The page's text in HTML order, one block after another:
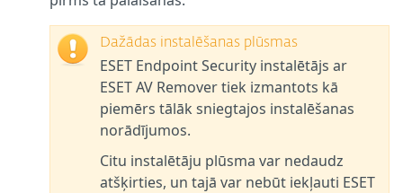
Dažādas instalēšanas plūsmas
ESET Endpoint Security instalētājs ar
ESET AV Remover tiek izmantots kā
piemērs tālāk sniegtajos instalēšanas
norādījumos.
Citu instalētāju plūsma var nedaudz
atšķirties, un tajā var nebūt iekļauti ESET